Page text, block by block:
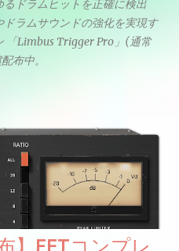
ドラムヒットを正確に検出
ラムサウンドの強化を実現す
「Limbus Trigger Pro」(通常
布中。
】FETコンプレ